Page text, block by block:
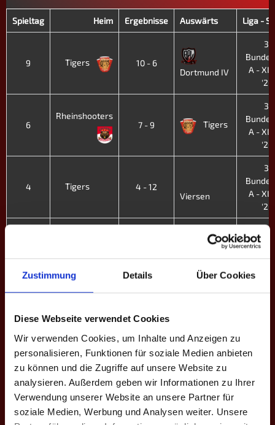
Zustimmung Details Über Cookies
Diese Webseite verwendet Cookies
Wir verwenden Cookies, um Inhalte und Anzeigen zu
personalisieren, Funktionen für soziale Medien anbieten
zu können und die Zugriffe auf unsere Website zu
analysieren. Außerdem geben wir Informationen zu Ihrer
Verwendung unserer Website an unsere Partner für
soziale Medien, Werbung und Analysen weiter. Unsere
Spieltag Heim Ergebnisse Auswärts Liga -
9 Tigers
10 - 6
Dortmund IV
3.
A -
'26
6
Rheinshooters
7 - 9
Tigers
3.
A -
'26
4 Tigers
4 - 12
Viersen
3.
A -
'26
Tigers
3.
3.
9 Tigers 9 - 7
C - XI.
8
GrizzlyBeers II
6 - 10
Tigers